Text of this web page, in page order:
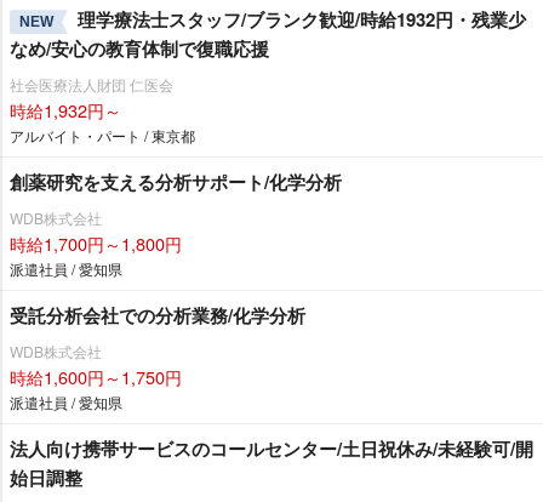
NEW
理学療法士スタッフ/ブランク歓迎/時給1932円・残業少
なめ/安心の教育体制で復職応援
社会医療法人財団 仁医会
時給1,932円～
アルバイト・パート / 東京都
創薬研究を支える分析サポート/化学分析
WDB株式会社
時給1,700円～1,800円
派遣社員 / 愛知県
受託分析会社での分析業務/化学分析
WDB株式会社
時給1,600円～1,750円
派遣社員 / 愛知県
法人向け携帯サービスのコールセンター/土日祝休み/未経験可/開
始日調整